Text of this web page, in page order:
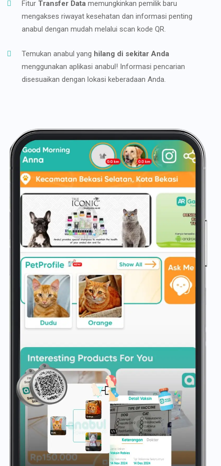
Fitur Transfer Data memungkinkan pemilik baru
mengakses riwayat kesehatan dan informasi penting
anabul dengan mudah melalui scan kode QR.
Temukan anabul yang hilang di sekitar Anda
menggunakan aplikasi anabul! Informasi pencarian
disesuaikan dengan lokasi keberadaan Anda.